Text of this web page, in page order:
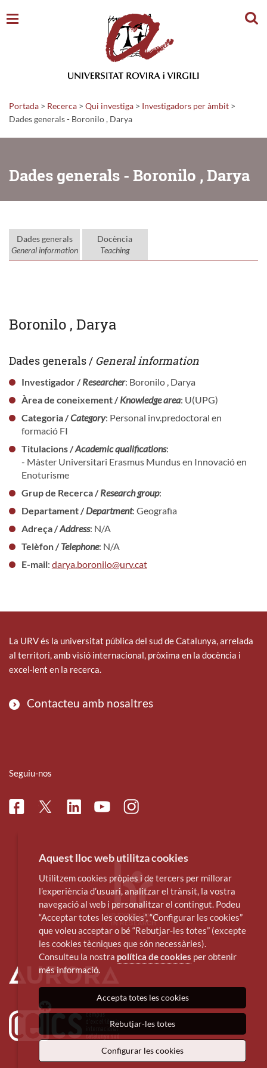
Portada > Recerca > Qui investiga > Investigadors per àmbit >
Dades generals - Boronilo , Darya
Dades generals - Boronilo , Darya
Dades generals
General information
Docència
Teaching
Boronilo , Darya
Dades generals / General information
Investigador /Researcher: Boronilo , Darya
Àrea de coneixement /Knowledge area: U(UPG)
Categoria /Category: Personal inv.predoctoral en
formació FI
Titulacions /Academic qualifications:
- Màster Universitari Erasmus Mundus en Innovació en
Enoturisme
Grup de Recerca /Research group:
Departament /Department: Geografia
Adreça /Address: N/A
Telèfon /Telephone: N/A
E-mail: darya.boronilo@urv.cat
La URV és la universitat pública del sud de Catalunya, arrelada
al territori, amb visió internacional, pròxima en la docència i
excel·lent en la recerca.
Contacteu amb nosaltres
Seguiu-nos
FacebookTwitterLinkedinYoutubeInstagram
Aquest lloc web utilitza cookies
Utilitzem cookies pròpies i de tercers per millorar
l’experiència d’usuari, analitzar el trànsit, la vostra
navegació al web i personalitzar el contingut. Podeu
“Acceptar totes les cookies”, “Configurar les cookies”
que voleu acceptar o bé “Rebutjar-les totes” (excepte
les cookies tècniques que són necessàries).
Consulteu la nostra política de cookies per obtenir
més informació.
Accepta totes les cookies
Rebutjar-les totes
Configurar les cookies